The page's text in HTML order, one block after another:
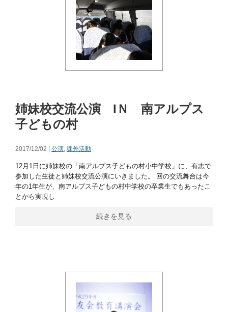
姉妹校交流公演 IＮ 南アルプス
子どもの村
2017/12/02 | 公演, 課外活動
12月1日に姉妹校の「南アルプス子どもの村小中学校」に、有志で
参加した生徒と姉妹校交流公演にいきました。 回の交流舞台は今
年の1年生が、南アルプス子どもの村中学校の卒業生でもあったこ
とから実現し
続きを見る